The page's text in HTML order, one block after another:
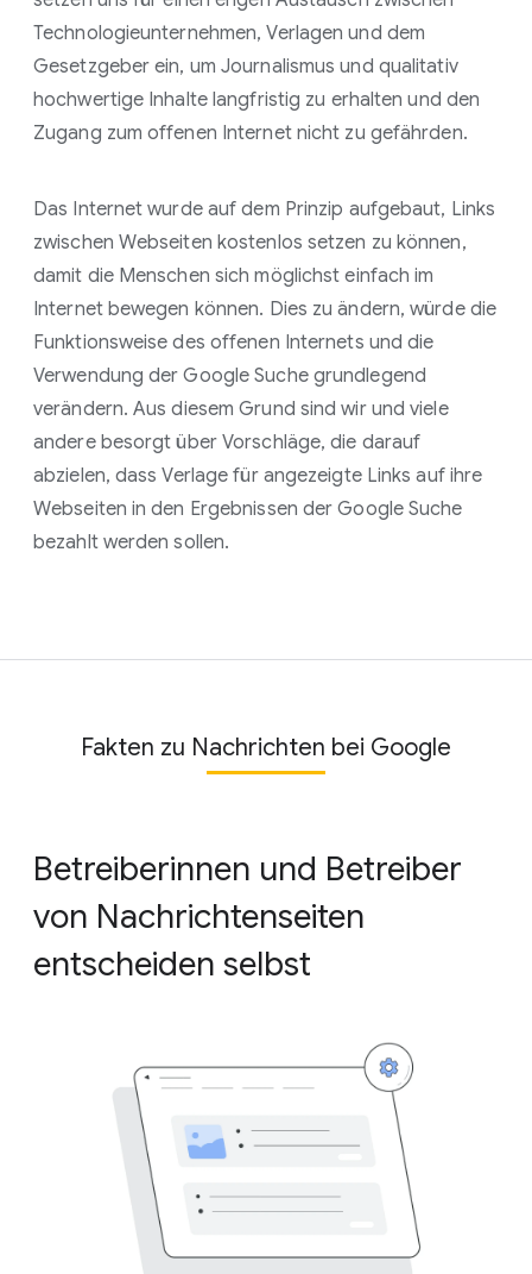
Technologieunternehmen, Verlagen und dem
Gesetzgeber ein, um Journalismus und qualitativ
hochwertige Inhalte langfristig zu erhalten und den
Zugang zum offenen Internet nicht zu gefährden.
Das Internet wurde auf dem Prinzip aufgebaut, Links
zwischen Webseiten kostenlos setzen zu können,
damit die Menschen sich möglichst einfach im
Internet bewegen können. Dies zu ändern, würde die
Funktionsweise des offenen Internets und die
Verwendung der Google Suche grundlegend
verändern. Aus diesem Grund sind wir und viele
andere besorgt über Vorschläge, die darauf
abzielen, dass Verlage für angezeigte Links auf ihre
Webseiten in den Ergebnissen der Google Suche
bezahlt werden sollen.
Fakten zu Nachrichten bei Google
Betreiberinnen und Betreiber
von Nachrichtenseiten
entscheiden selbst